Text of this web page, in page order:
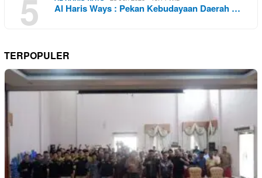
5 Al Haris Ways : Pekan Kebudayaan Daerah …
TERPOPULER